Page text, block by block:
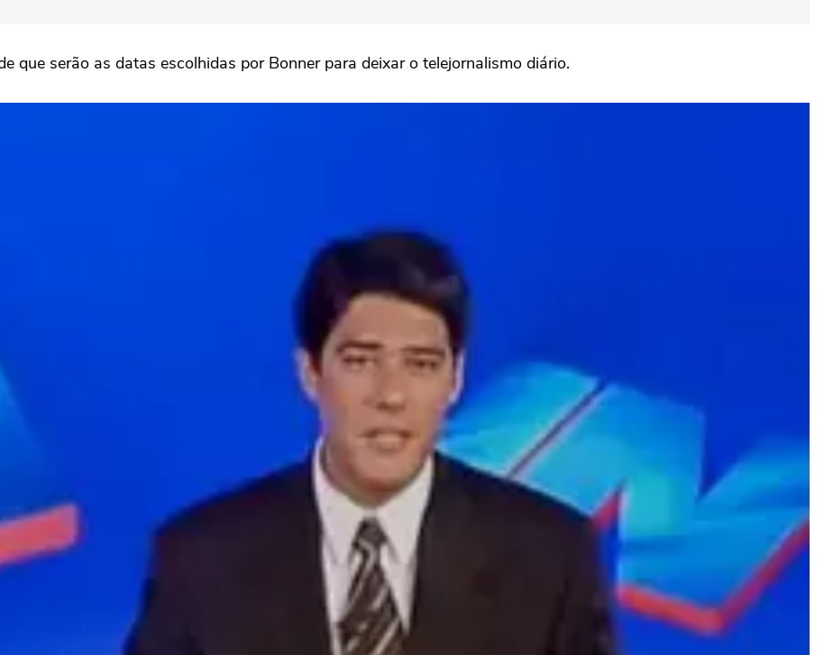
que serão as datas escolhidas por Bonner para deixar o telejornalismo diário.